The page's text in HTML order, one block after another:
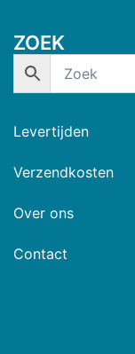
ZOEK
Levertijden
Verzendkosten
Over ons
Contact